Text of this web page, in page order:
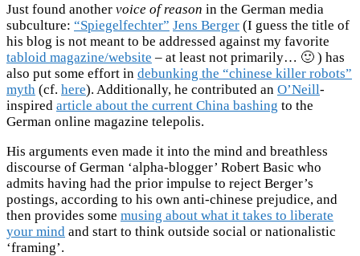
Just found another voice of reason in the German media
subculture: “Spiegelfechter” Jens Berger (I guess the title of
his blog is not meant to be addressed against my favorite
tabloid magazine/website – at least not primarily… 🙂 ) has
also put some effort in debunking the “chinese killer robots”
myth (cf. here). Additionally, he contributed an O’Neill-
inspired article about the current China bashing to the
German online magazine telepolis.
His arguments even made it into the mind and breathless
discourse of German ‘alpha-blogger’ Robert Basic who
admits having had the prior impulse to reject Berger’s
postings, according to his own anti-chinese prejudice, and
then provides some musing about what it takes to liberate
your mind and start to think outside social or nationalistic
‘framing’.